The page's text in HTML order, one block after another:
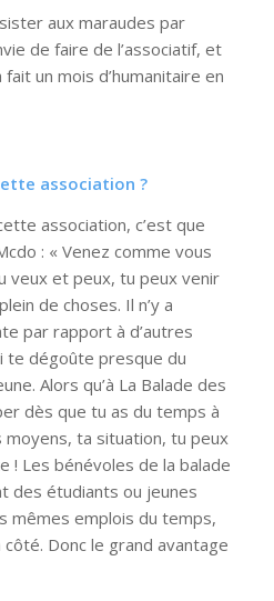
aux maraudes par
de faire de l’associatif, et
un mois d’humanitaire en
association ?
association, c’est que
: « Venez comme vous
veux et peux, tu peux venir
de choses. Il n’y a
par rapport à d’autres
te dégoûte presque du
Alors qu’à La Balade des
dès que tu as du temps à
ta situation, tu peux
! Les bénévoles de la balade
des étudiants ou jeunes
mêmes emplois du temps,
Donc le grand avantage